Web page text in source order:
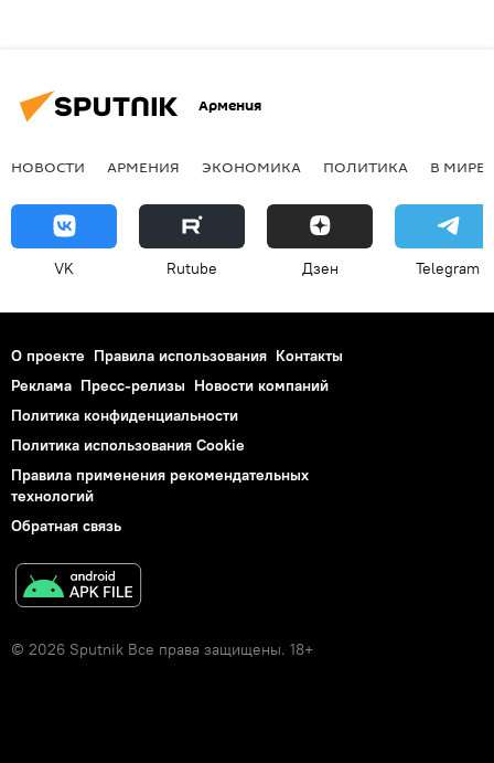
Армения
НОВОСТИ АРМЕНИЯ ЭКОНОМИКА ПОЛИТИКА В МИРЕ
VK Rutube Дзен Telegram
О проекте Правила использования Контакты
Реклама Пресс-релизы Новости компаний
Политика конфиденциальности
Политика использования Cookie
Правила применения рекомендательных
технологий
Обратная связь
© 2026 Sputnik Все права защищены. 18+